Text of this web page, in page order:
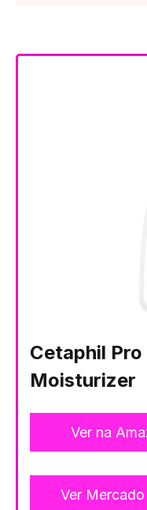
Cetaphil
Moisturizer
Ver na
Ver